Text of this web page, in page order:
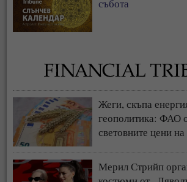
събота
Жеги, скъпа
геополитика: ФАО
световните цени
Мерил Стрийп